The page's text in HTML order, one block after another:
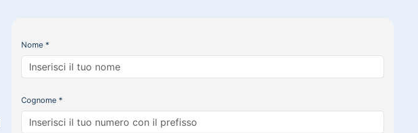
Nome *
Cognome *